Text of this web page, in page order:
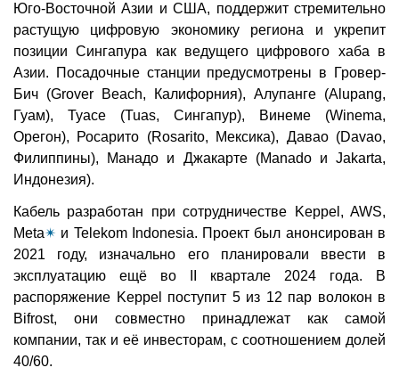
Юго-Восточной Азии и США, поддержит стремительно
растущую цифровую экономику региона и укрепит
позиции Сингапура как ведущего цифрового хаба в
Азии. Посадочные станции предусмотрены в Гровер-
Бич (Grover Beach, Калифорния), Алупанге (Alupang,
Гуам), Туасе (Tuas, Сингапур), Винеме (Winema,
Орегон), Росарито (Rosarito, Мексика), Давао (Davao,
Филиппины), Манадо и Джакарте (Manado и Jakarta,
Индонезия).
Кабель разработан при сотрудничестве Keppel, AWS,
Meta✴ и Telekom Indonesia. Проект был анонсирован в
2021 году, изначально его планировали ввести в
эксплуатацию ещё во II квартале 2024 года. В
распоряжение Keppel поступит 5 из 12 пар волокон в
Bifrost, они совместно принадлежат как самой
компании, так и её инвесторам, с соотношением долей
40/60.